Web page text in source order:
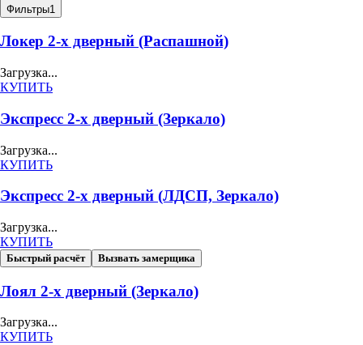
Фильтры1
Локер 2-х дверный (Распашной)
Загрузка...
КУПИТЬ
Экспресс 2-х дверный (Зеркало)
Загрузка...
КУПИТЬ
Экспресс 2-х дверный (ЛДСП, Зеркало)
Загрузка...
КУПИТЬ
Быстрый расчёт Вызвать замерщика
Лоял 2-х дверный (Зеркало)
Загрузка...
КУПИТЬ